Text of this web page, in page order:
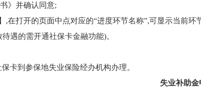
》并确认同意;
,在打开的页面中点对应的“进度环节名称”,可显示当前环
遇的需开通社保卡金融功能)。
卡到参保地失业保险经办机构办理。
失业补助